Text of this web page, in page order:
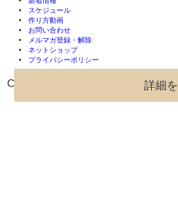
詳細
詳細
詳細
詳細
詳細
詳細
スケジュール
作り方動画
お問い合わせ
メルマガ登録・解除
ネットショップ
プライバシーポリシー
Copyright(C) 2017 - 2026